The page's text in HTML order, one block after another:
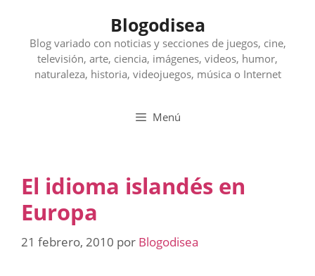
contenido
Blogodisea
Blog variado con noticias y secciones de juegos, cine,
televisión, arte, ciencia, imágenes, videos, humor,
naturaleza, historia, videojuegos, música o Internet
Menú
El idioma islandés en
Europa
21 febrero, 2010 por Blogodisea